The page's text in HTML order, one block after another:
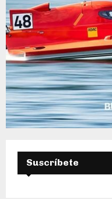
Suscríbete